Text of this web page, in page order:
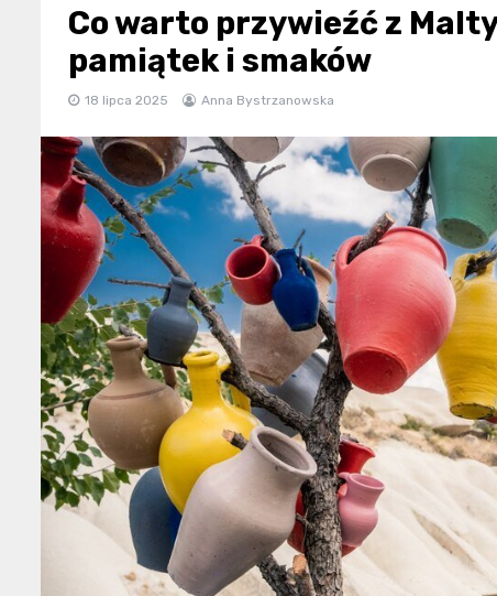
Co warto przywieźć z
pamiątek i smaków
18 lipca 2025 Anna Bystrzanowska